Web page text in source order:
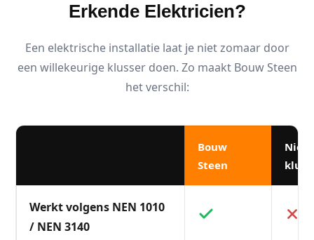
Erkende Elektricien?
Een elektrische installatie laat je niet zomaar door
een willekeurige klusser doen. Zo maakt Bouw Steen
het verschil:
Bouw
Steen
Niet-
Werkt volgens NEN 1010
/ NEN 3140